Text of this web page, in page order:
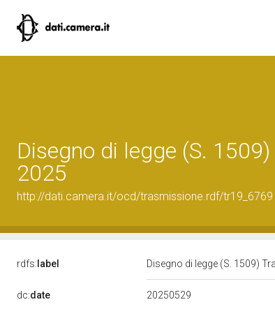
Disegno di legge (S.
2025
http://dati.camera.it/ocd/trasmissione.rdf/tr19_6769
rdfs: label Disegno di legge (S. 1509)
dc:date 20250529